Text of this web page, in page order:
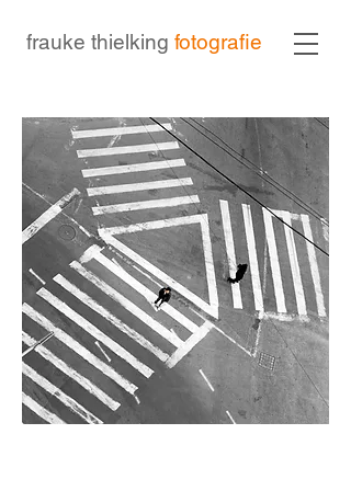
frauke thielking fotografie